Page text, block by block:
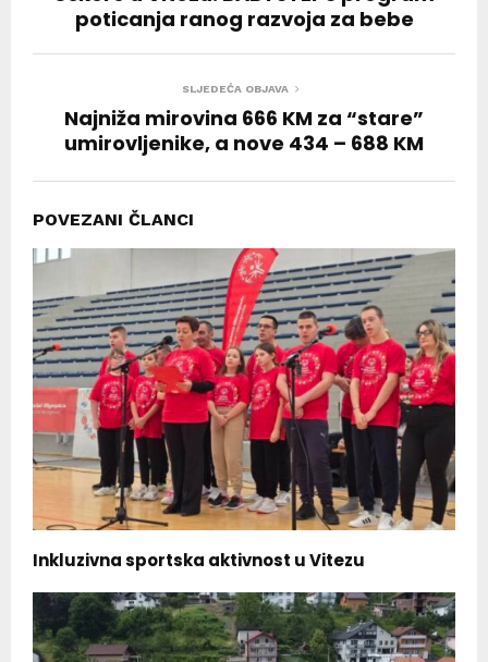
poticanja ranog razvoja za bebe
SLJEDEĆA OBJAVA
Najniža mirovina 666 KM za “stare”
umirovljenike, a nove 434 – 688 KM
POVEZANI ČLANCI
Inkluzivna sportska aktivnost u Vitezu